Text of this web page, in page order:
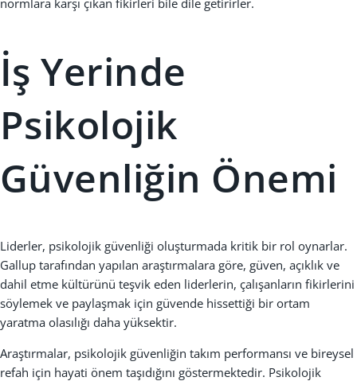
normlara karşı çıkan fikirleri bile dile getirirler.
İş Yerinde
Psikolojik
Güvenliğin Önemi
Liderler, psikolojik güvenliği oluşturmada kritik bir rol oynarlar.
Gallup tarafından yapılan araştırmalara göre, güven, açıklık ve
dahil etme kültürünü teşvik eden liderlerin, çalışanların fikirlerini
söylemek ve paylaşmak için güvende hissettiği bir ortam
yaratma olasılığı daha yüksektir.
Araştırmalar, psikolojik güvenliğin takım performansı ve bireysel
refah için hayati önem taşıdığını göstermektedir. Psikolojik